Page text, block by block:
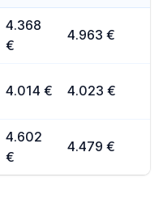
4.368
€
4.963 €
4.014 € 4.023 €
4.602
€
4.479 €